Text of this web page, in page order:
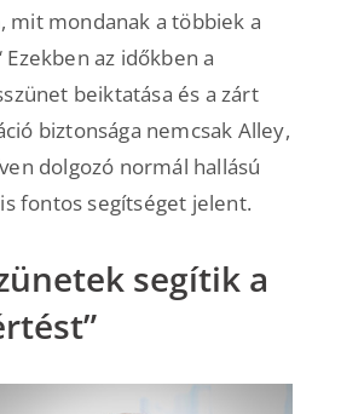
mit mondanak a többiek a
az időkben a
beiktatása és a zárt
biztonsága nemcsak Alley,
dolgozó normál hallású
fontos segítséget jelent.
segítik a